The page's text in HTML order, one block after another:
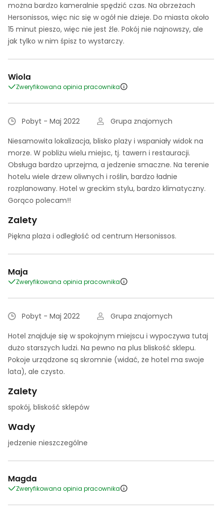
można bardzo kameralnie spędzić czas. Na obrzeżach
Hersonissos, więc nic się w ogół nie dzieje. Do miasta około
15 minut pieszo, więc nie jest źle. Pokój nie najnowszy, ale
jak tylko w nim śpisz to wystarczy.
Wiola
Zweryfikowana opinia pracownika
Pobyt - Maj 2022
Grupa znajomych
Niesamowita lokalizacja, blisko plaży i wspaniały widok na
morze. W pobliżu wielu miejsc, tj. tawern i restauracji.
Obsługa bardzo uprzejma, a jedzenie smaczne. Na terenie
hotelu wiele drzew oliwnych i roślin, bardzo ładnie
rozplanowany. Hotel w greckim stylu, bardzo klimatyczny.
Gorąco polecam!!
Zalety
Piękna plaża i odległość od centrum Hersonissos.
Maja
Zweryfikowana opinia pracownika
Pobyt - Maj 2022
Grupa znajomych
Hotel znajduje się w spokojnym miejscu i wypoczywa tutaj
dużo starszych ludzi. Na pewno na plus bliskość sklepu.
Pokoje urządzone są skromnie (widać, że hotel ma swoje
lata), ale czysto.
Zalety
spokój, bliskość sklepów
Wady
jedzenie nieszczególne
Magda
Zweryfikowana opinia pracownika